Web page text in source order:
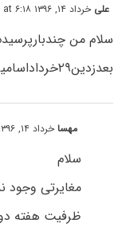
علی خرداد ۱۴, ۱۳۹۶ at ۶:۱۸ ق٫ظ
سلام من
بعدزدین۲۹خرداداسامیرو ماجراش چی هس؟
مهساخرداد ۱۴, ۱۳۹۶ at ۱۱:۱۹ ب٫ظ
سلام
مغایرتی وجود
ظرفیت هفته